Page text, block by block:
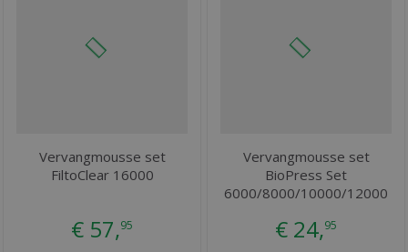
Vervangmousse set
FiltoClear 16000
€ 57,95
Vervangmousse set
BioPress Set
6000/8000/10000/12000
€ 24,95